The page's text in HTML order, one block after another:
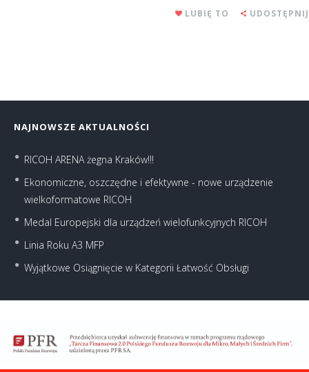
LUBIĘ TO UDOSTĘPNIJ
NAJNOWSZE AKTUALNOŚCI
RICOH ARENA żegna Kraków!!!
Ekonomiczne, oszczędne i efektywne - nowe urządzenie
wielkoformatowe RICOH
Medal Europejski dla urządzeń wielofunkcyjnych RICOH
Linia Roku A3 MFP
Wyjątkowe Osiągnięcie w Kategorii Łatwość Obsługi